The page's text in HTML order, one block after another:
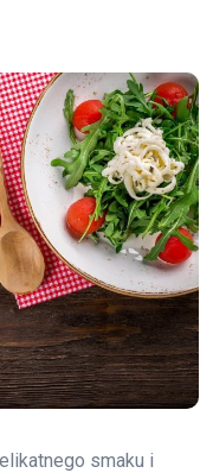
smaku i